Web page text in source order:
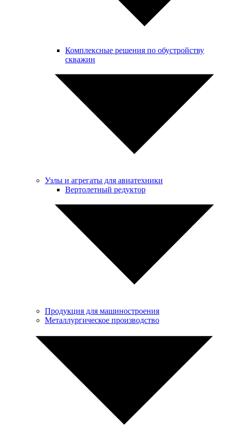
Комплексные решения по обустройству
скважин
Узлы и агрегаты для авиатехники
Вертолетный редуктор
Продукция для машиностроения
Металлургическое производство